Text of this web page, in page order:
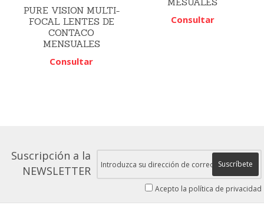
PURE VISION MULTI-
FOCAL LENTES DE
CONTACO
MENSUALES
Consultar
Consultar
Suscripción a la
NEWSLETTER
Suscríbete
Acepto la política de privacidad